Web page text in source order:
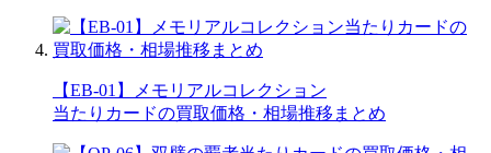
【EB-01】メモリアルコレクション
当たりカードの買取価格・相場推移まとめ